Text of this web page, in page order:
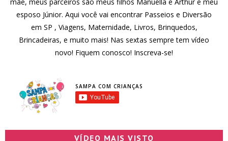
esposo Júnior. Aqui você vai encontrar Passeios e Diversão
em SP , Viagens, Maternidade, Livros, Brinquedos,
Brincadeiras, e muito mais! Nas sextas sempre tem vídeo
novo! Fiquem conosco! Inscreva-se!
SAMPA COM CRIANÇAS
VÍDEO MAIS VISTO